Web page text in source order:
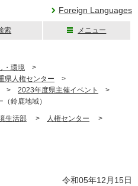
Foreign Languages
索 メニュー
・環境 >
県人権センター >
> 2023年度県主催イベント
>
鈴鹿地域）
生活部 > 人権センター >
令和05年12月15日